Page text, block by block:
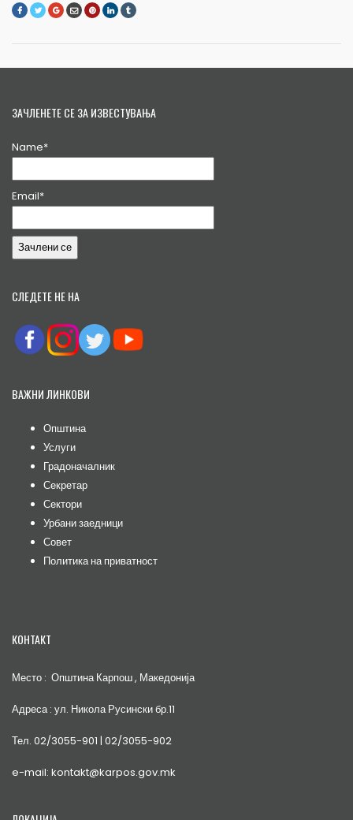
ЗАЧЛЕНЕТЕ СЕ ЗА ИЗВЕСТУВАЊА
Name*
Email*
СЛЕДЕТЕ НЕ НА
ВАЖНИ ЛИНКОВИ
Општина
Услуги
Градоначалник
Секретар
Сектори
Урбани заедници
Совет
Политика на приватност
КОНТАКТ
Место : Општина Карпош , Македонија
Адреса : ул. Никола Русински бр.11
Тел. 02/3055-901 | 02/3055-902
e-mail: kontakt@karpos.gov.mk